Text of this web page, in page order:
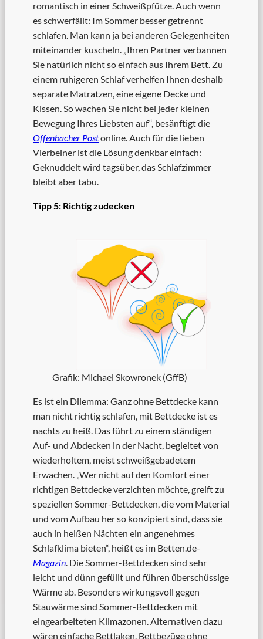
romantisch in einer Schweißpfütze. Auch wenn
es schwerfällt: Im Sommer besser getrennt
schlafen. Man kann ja bei anderen Gelegenheiten
miteinander kuscheln. „Ihren Partner verbannen
Sie natürlich nicht so einfach aus Ihrem Bett. Zu
einem ruhigeren Schlaf verhelfen Ihnen deshalb
separate Matratzen, eine eigene Decke und
Kissen. So wachen Sie nicht bei jeder kleinen
Bewegung Ihres Liebsten auf“, besänftigt die
Offenbacher Postonline. Auch für die lieben
Vierbeiner ist die Lösung denkbar einfach:
Geknuddelt wird tagsüber, das Schlafzimmer
bleibt aber tabu.
Tipp 5: Richtig zudecken
Grafik: Michael Skowronek (GffB)
Es ist ein Dilemma: Ganz ohne Bettdecke kann
man nicht richtig schlafen, mit Bettdecke ist es
nachts zu heiß. Das führt zu einem ständigen
Auf- und Abdecken in der Nacht, begleitet von
wiederholtem, meist schweißgebadetem
Erwachen. „Wer nicht auf den Komfort einer
richtigen Bettdecke verzichten möchte, greift zu
speziellen Sommer-Bettdecken, die vom Material
und vom Aufbau her so konzipiert sind, dass sie
auch in heißen Nächten ein angenehmes
Schlafklima bieten“, heißt es im Betten.de-
Magazin. Die Sommer-Bettdecken sind sehr
leicht und dünn gefüllt und führen überschüssige
Wärme ab. Besonders wirkungsvoll gegen
Stauwärme sind Sommer-Bettdecken mit
eingearbeiteten Klimazonen. Alternativen dazu
wären einfache Bettlaken, Bettbezüge ohne